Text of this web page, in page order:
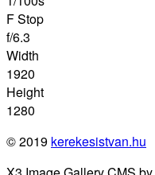
F Stop
f/6.3
Width
1920
Height
1280
© 2019 kerekesistvan.hu